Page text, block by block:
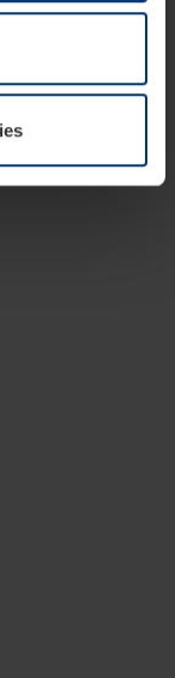
eller återkalla i